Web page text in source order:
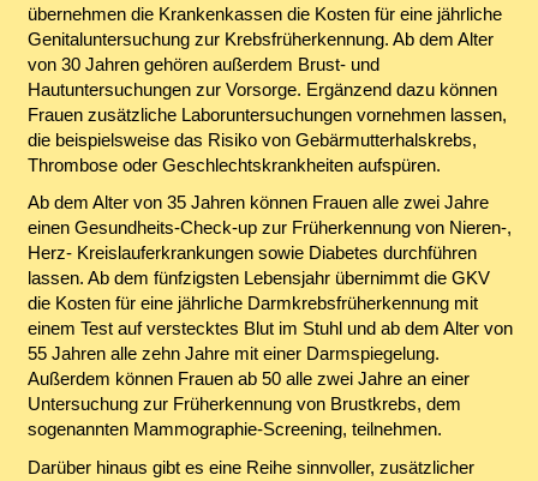
übernehmen die Krankenkassen die Kosten für eine jährliche
Genitaluntersuchung zur Krebsfrüherkennung. Ab dem Alter
von 30 Jahren gehören außerdem Brust- und
Hautuntersuchungen zur Vorsorge. Ergänzend dazu können
Frauen zusätzliche Laboruntersuchungen vornehmen lassen,
die beispielsweise das Risiko von Gebärmutterhalskrebs,
Thrombose oder Geschlechtskrankheiten aufspüren.
Ab dem Alter von 35 Jahren können Frauen alle zwei Jahre
einen Gesundheits-Check-up zur Früherkennung von Nieren-,
Herz- Kreislauferkrankungen sowie Diabetes durchführen
lassen. Ab dem fünfzigsten Lebensjahr übernimmt die GKV
die Kosten für eine jährliche Darmkrebsfrüherkennung mit
einem Test auf verstecktes Blut im Stuhl und ab dem Alter von
55 Jahren alle zehn Jahre mit einer Darmspiegelung.
Außerdem können Frauen ab 50 alle zwei Jahre an einer
Untersuchung zur Früherkennung von Brustkrebs, dem
sogenannten Mammographie-Screening, teilnehmen.
Darüber hinaus gibt es eine Reihe sinnvoller, zusätzlicher